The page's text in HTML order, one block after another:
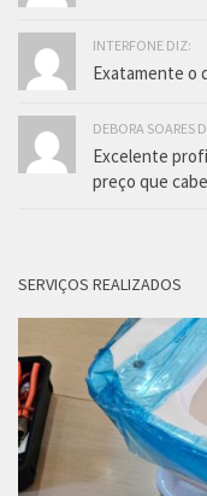
INTERFONE DIZ:
Exatamente o
DEBORA SOARES
Excelente
preço que
SERVIÇOS REALIZADOS